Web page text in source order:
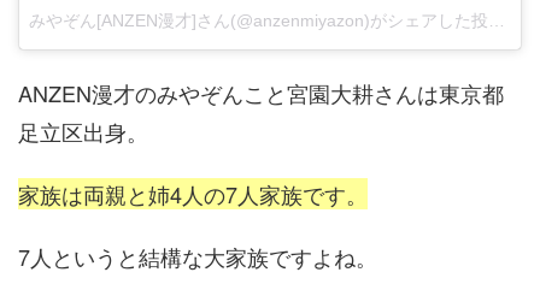
ANZEN漫才のみやぞんこと宮園大耕さんは東京都
足立区出身。
家族は両親と姉4人の7人家族です。
7人というと結構な大家族ですよね。